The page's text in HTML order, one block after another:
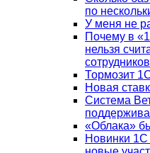
по
У меня не
Почему в
нельзя
Тормозит
Новая
Система
«Облака»
Новинки 1С